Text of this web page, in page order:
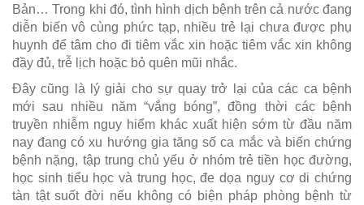
Bản… Trong khi đó, tình hình dịch bệnh trên cả nước đang
diễn biến vô cùng phức tạp, nhiều trẻ lại chưa được phụ
huynh để tâm cho đi tiêm vắc xin hoặc tiêm vắc xin không
đầy đủ, trễ lịch hoặc bỏ quên mũi nhắc.
Đây cũng là lý giải cho sự quay trở lại của các ca bệnh
mới sau nhiều năm “vắng bóng”, đồng thời các bệnh
truyền nhiễm nguy hiểm khác xuất hiện sớm từ đầu năm
nay đang có xu hướng gia tăng số ca mắc và biến chứng
bệnh nặng, tập trung chủ yếu ở nhóm trẻ tiền học đường,
học sinh tiểu học và trung học, đe dọa nguy cơ di chứng
tàn tật suốt đời nếu không có biện pháp phòng bệnh từ